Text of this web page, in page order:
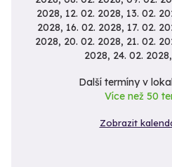
Další termíny v
Více než 50
Zobrazit